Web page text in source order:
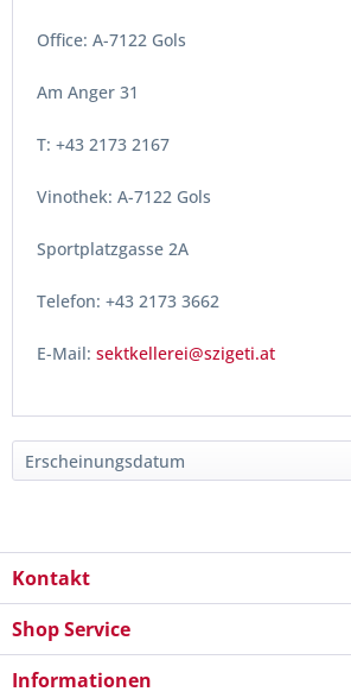
Office: A-7122 Gols
Am Anger 31
T: +43 2173 2167
Vinothek: A-7122 Gols
Sportplatzgasse 2A
Telefon: +43 2173 3662
E-Mail: sektkellerei@szigeti.at
Kontakt
Shop Service
Informationen